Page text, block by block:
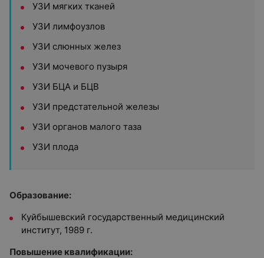
УЗИ мягких тканей
УЗИ лимфоузлов
УЗИ слюнных желез
УЗИ мочевого пузыря
УЗИ БЦА и БЦВ
УЗИ предстательной железы
УЗИ органов малого таза
УЗИ плода
Образование:
Куйбышевский государственный медицинский
институт, 1989 г.
Повышение квалификации: